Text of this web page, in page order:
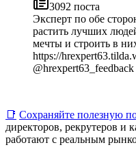
3092 поста
Эксперт по обе
растить лучших
мечты и строить в
https://
📑 Сохраняйте полезную
директоров, рекрутеров и
работают с реальным